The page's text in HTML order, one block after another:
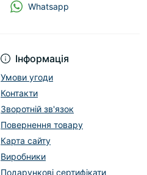
Інформація
Умови угоди
Контакти
Зворотній зв'язок
Повернення товару
Карта сайту
Виробники
Подарункові сертифікати
Whatsapp